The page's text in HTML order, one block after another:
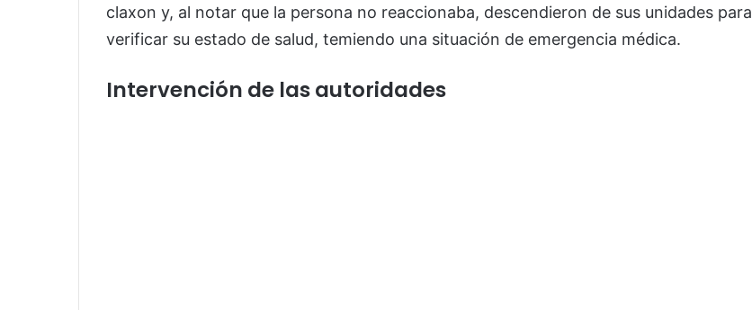
claxon y, al notar que la persona no reaccionaba, descendieron de sus unidades para
verificar su estado de salud, temiendo una situación de emergencia médica.
Intervención de las autoridades